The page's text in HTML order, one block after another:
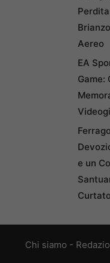
Aereo
EA
Game:
e un
Chi siamo -